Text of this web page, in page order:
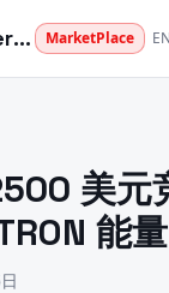
TronBid Energy MarketPlace EN
美元
能量